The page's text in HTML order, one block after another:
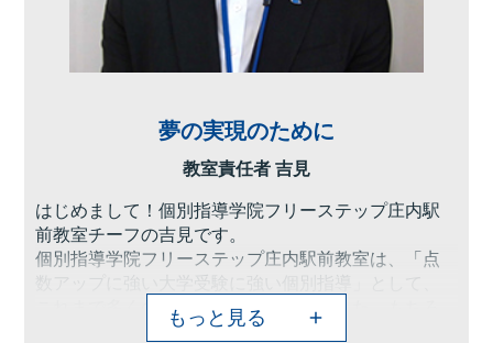
夢の実現のために
教室責任者 吉見
はじめまして！個別指導学院フリーステップ庄内駅
前教室チーフの吉見です。
個別指導学院フリーステップ庄内駅前教室は、「点
数アップに強い大学受験に強い個別指導」として、
これまで多くの点数アップを実現しました。もちろ
ん、高校受験や中学受験に向けて学力をつけたい、
もっと見る